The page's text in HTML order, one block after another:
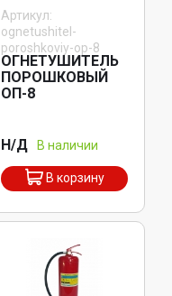
Артикул:
ognetushitel-
poroshkoviy-op-8
ОГНЕТУШИТЕЛЬ
ПОРОШКОВЫЙ
ОП-8
Н/Д В наличии
В корзину